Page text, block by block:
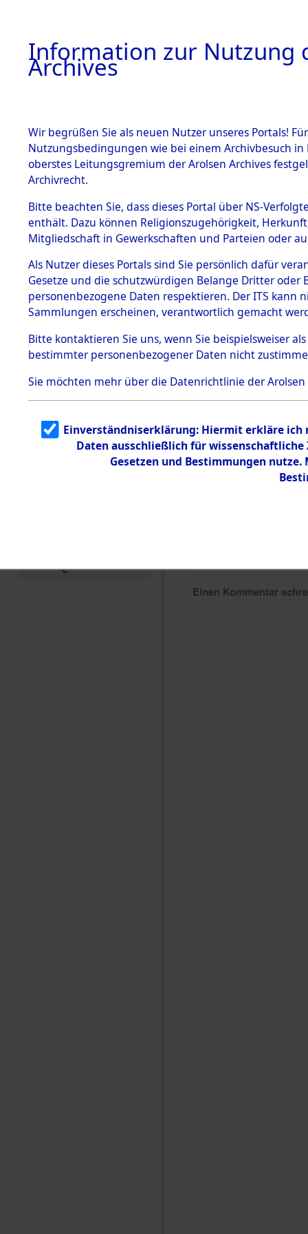
BESTÄNDE
1.
mente
5. Verschiedenes
5.3
Todesmärsche
5.3.1 Alliierte
Erhebungen
zu
Todesmärsch
en
5.3.2
g
5.3.3
Todesmärsch
e
Fronberg.
0106
Einen Kommentar
Information zur Nutzung
Archives
Wir begrüßen Sie als neuen Nutzer unseres Portals!
Nutzungsbedingungen wie bei einem Archivbesuch
oberstes Leitungsgremium der Arolsen Archives
Archivrecht.
Bitte beachten Sie, dass dieses Portal über NS-
enthält. Dazu können Religionszugehörigkeit,
Mitgliedschaft in Gewerkschaften und Parteien oder
Als Nutzer dieses Portals sind Sie persönlich dafür
Gesetze und die schutzwürdigen Belange Dritter
personenbezogene Daten respektieren. Der ITS
Sammlungen erscheinen, verantwortlich gemacht
Bitte kontaktieren Sie uns, wenn Sie beispielsweiser
bestimmter personenbezogener Daten nicht
Sie möchten mehr über die Datenrichtlinie der Arolsen
Einverständniserklärung: Hiermit erkläre ich
Daten ausschließlich für
Gesetzen und Bestimmungen